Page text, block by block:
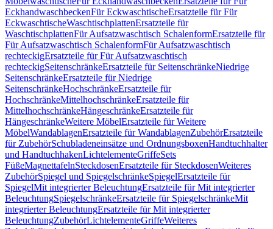
EckhandwaschbeckenFür EckwaschtischeErsatzteile für Für
EckwaschtischeWaschtischplattenErsatzteile für
WaschtischplattenFür Aufsatzwaschtisch SchalenformErsatzteile für
Für Aufsatzwaschtisch SchalenformFür Aufsatzwaschtisch
rechteckigErsatzteile für Für Aufsatzwaschtisch
rechteckigSeitenschränkeErsatzteile für SeitenschränkeNiedrige
SeitenschränkeErsatzteile für Niedrige
SeitenschränkeHochschränkeErsatzteile für
HochschränkeMittelhochschränkeErsatzteile für
MittelhochschränkeHängeschränkeErsatzteile für
HängeschränkeWeitere MöbelErsatzteile für Weitere
MöbelWandablagenErsatzteile für WandablagenZubehörErsatzteile
für ZubehörSchubladeneinsätze und OrdnungsboxenHandtuchhalter
und HandtuchhakenLichtelementeGriffeSets
FüßeMagnettafelnSteckdosenErsatzteile für SteckdosenWeiteres
ZubehörSpiegel und SpiegelschränkeSpiegelErsatzteile für
SpiegelMit integrierter BeleuchtungErsatzteile für Mit integrierter
BeleuchtungSpiegelschränkeErsatzteile für SpiegelschränkeMit
integrierter BeleuchtungErsatzteile für Mit integrierter
BeleuchtungZubehörLichtelementeGriffeWeiteres